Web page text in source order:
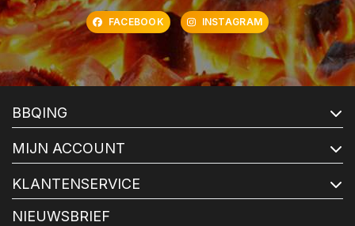
FACEBOOK INSTAGRAM
BBQING
MIJN ACCOUNT
KLANTENSERVICE
NIEUWSBRIEF